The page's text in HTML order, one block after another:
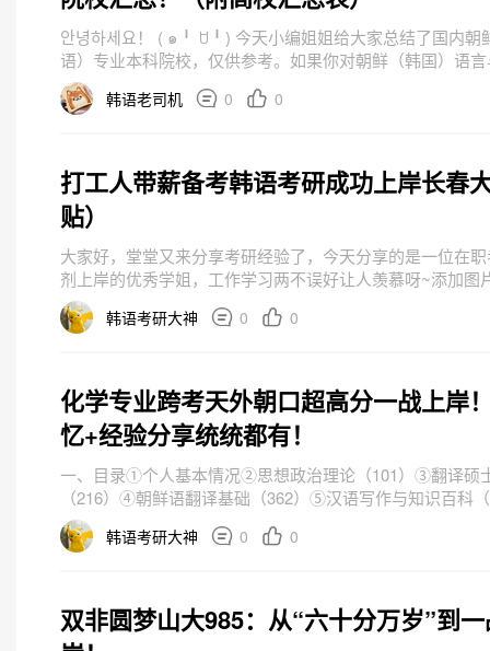
안녕하세요！ ( ๑╹ ꇴ╹) 今天小编姐姐给大家总结了国内朝
语）专业本科院校，仅供参考。如果你对朝鲜（韩国）语
趣，如果你励志从事朝鲜语（韩语）类工作，那么欢迎报
哦~（...韩语老司机 0 0
打工人带薪备考韩语考研成功上岸长春
贴）
大家好，堂堂又来分享考研经验了，今天分享的是一位在
剂上岸的优秀学姐，工作学习两不误好让人羡慕呀~添加图
超过 140 字（可选）本文分共有七个部分哦~一、考研历程
花✨：本...韩语考研大神 0 0
化学专业跨考天外朝口超高分一战上岸
忆+经验分享统统都有！
一、目录①个人基本情况②思想政治理论（101）③翻译硕
（216）④朝鲜语翻译基础（362）⑤汉语写作与知识百科
结⑦资料二、个人基本情况化学专业跨考朝鲜语口译，本
TOP... 韩语考研大神 0 0
双非圆梦山大985：从“六十分万岁”到